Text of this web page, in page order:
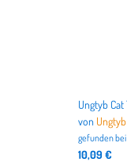
von Ungtyb
gefunden bei
10,09 €